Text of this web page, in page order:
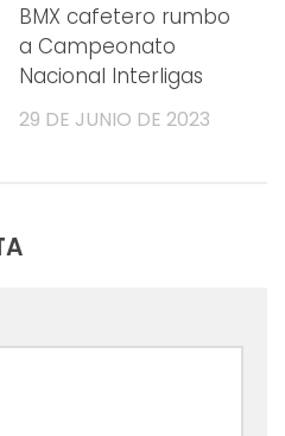
BMX cafetero rumbo
a Campeonato
Nacional Interligas
29 DE JUNIO DE 2023